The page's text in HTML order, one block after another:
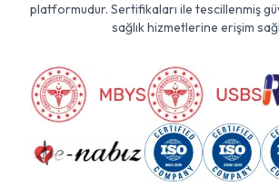
platformudur. Sertifikaları ile tescillenmiş
sağlık hizmetlerine erişim